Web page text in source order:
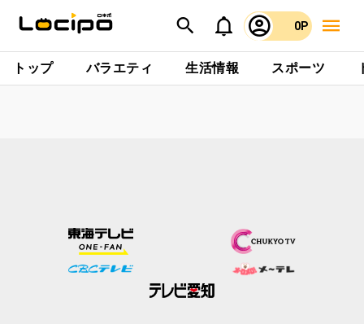
0P
トップ バラエティ 生活情報 スポーツ